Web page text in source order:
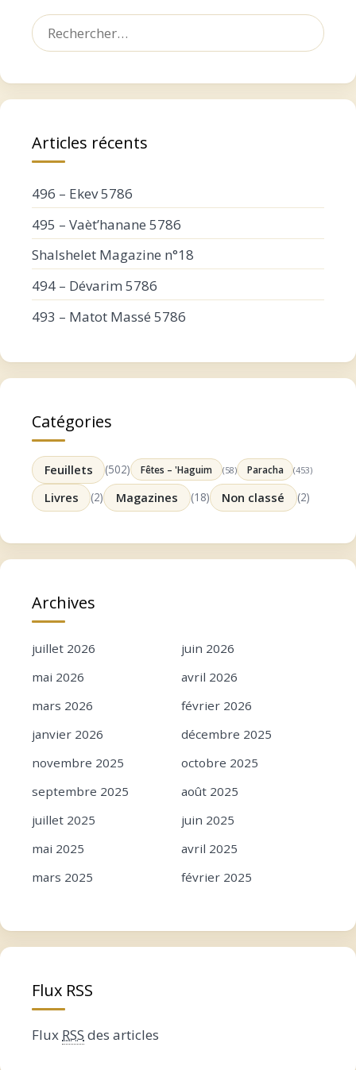
Rechercher :
Articles récents
496 – Ekev 5786
495 – Vaèt’hanane 5786
Shalshelet Magazine n°18
494 – Dévarim 5786
493 – Matot Massé 5786
Catégories
Feuillets (502) Fêtes – 'Haguim (58) Paracha (453)
Livres (2) Magazines (18) Non classé (2)
Archives
juillet 2026
juin 2026
mai 2026
avril 2026
mars 2026
février 2026
janvier 2026
décembre 2025
novembre 2025
octobre 2025
septembre 2025
août 2025
juillet 2025
juin 2025
mai 2025
avril 2025
mars 2025
février 2025
novembre 2024
octobre 2024
juillet 2024
mars 2024
Flux RSS
Flux RSS des articles